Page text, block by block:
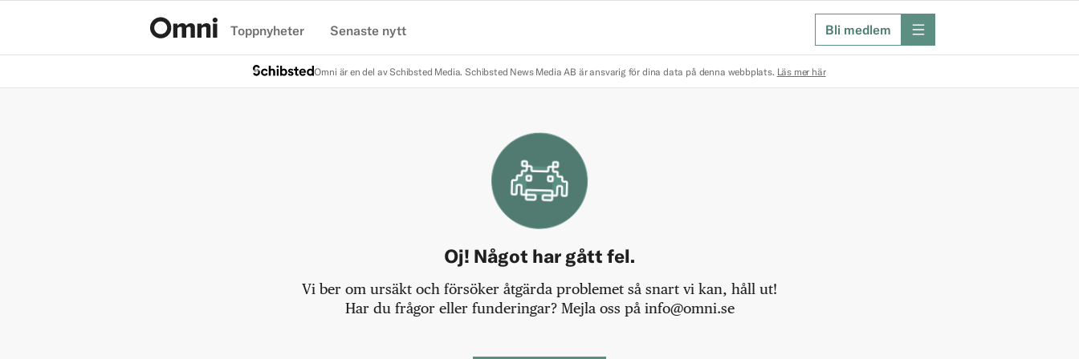
Toppnyheter Senaste nytt Bli medlem meny
Omni är en del av Schibsted Media. Schibsted News Media AB är ansvarig för dina data på denna webbplats. Läs mer här
Oj! Något har gått fel.
Vi ber om ursäkt och försöker åtgärda problemet så snart vi kan, håll ut!
Har du frågor eller funderingar? Mejla oss på info@omni.se